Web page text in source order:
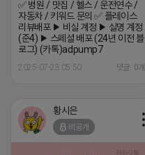
✅ 병원 / 맛집 / 헬스 / 운전연수 /
자동차 / 키워드 문의 ✅ 플레이스
리뷰배포 ▶ 비실 계정 ▶ 실명 계정
(준4) ▶ 스페셜 배포 (24년 이전 블
로그) (카톡)adpump7
2025-07-23 05:50 댓글: 0개
황시은
비공개